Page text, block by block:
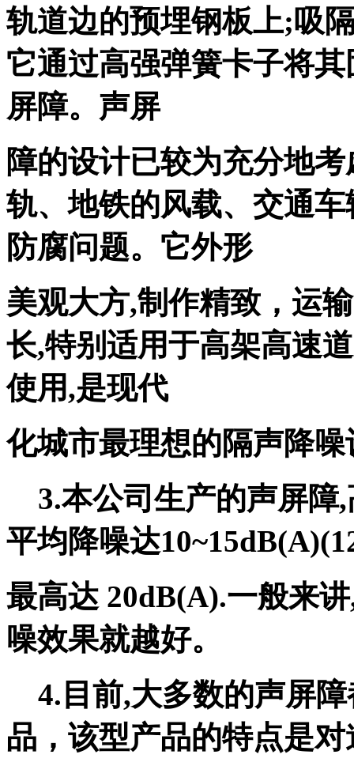
轨道边的预埋钢板上;吸
它通过高强弹簧卡子将
屏障。声屏
障的设计已较为充分地
轨、地铁的风载、交通
防腐问题。它外形
美观大方,制作精致，运
长,特别适用于高架高速
使用,是现代
化城市最理想的隔声降噪
3.本公司生产的声屏障,
平均降噪达
最高达 20dB(A).一般来
噪效果就越好。
4.目前,大多数的声屏
品，该型产品的特点是